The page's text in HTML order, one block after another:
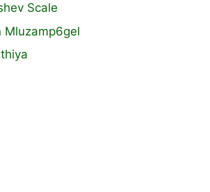
Scale
Mluzamp6gel